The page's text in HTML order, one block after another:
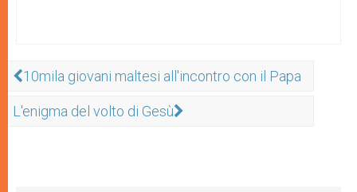
10mila giovani maltesi all'incontro con il Papa
L'enigma del volto di Gesù